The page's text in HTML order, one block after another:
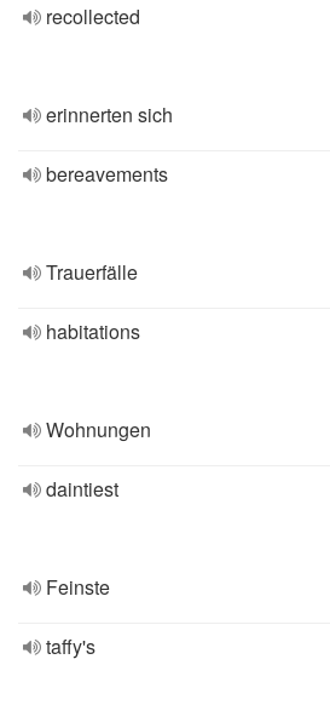
recollected
erinnerten sich
bereavements
Trauerfälle
habitations
Wohnungen
daintiest
Feinste
taffy's